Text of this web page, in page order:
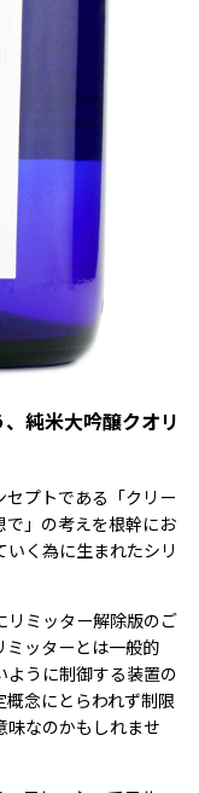
純米大吟醸クオリ
プトである「クリー
で」の考えを根幹にお
く為に生まれたシリ
リミッター解除版のご
ミッターとは一般的
ように制御する装置の
念にとらわれず制限
味なのかもしれませ